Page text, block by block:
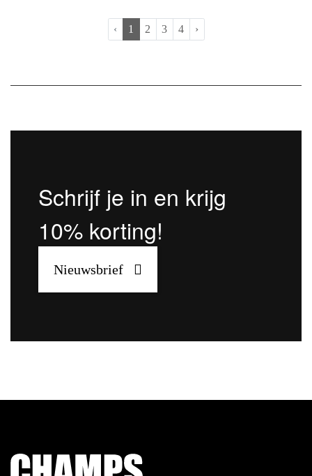
print, kleur en de perfecte fit. De Shiwi collectie is
geïnspireerd door alle mooie dingen van het leven!
‹ 1 2 3 4 ›
Schrijf je in en krijg
10% korting!
Nieuwsbrief
Champs Sport